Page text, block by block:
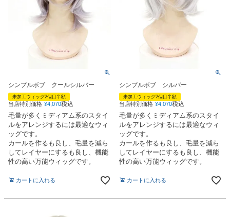
シンプルボブ クールシルバー
未加工ウィッグ2個目半額
当店特別価格 ¥4,070税込
毛量が多くミディアム系のスタイ
ルをアレンジするには最適なウィ
ッグです。
カールを作るも良し、毛量を減ら
してレイヤーにするも良し、機能
性の高い万能ウィッグです。
カートに入れる
シンプルボブ シルバー
未加工ウィッグ2個目半額
当店特別価格 ¥4,070税込
毛量が多くミディアム系のスタイ
ルをアレンジするには最適なウィ
ッグです。
カールを作るも良し、毛量を減ら
してレイヤーにするも良し、機能
性の高い万能ウィッグです。
カートに入れる